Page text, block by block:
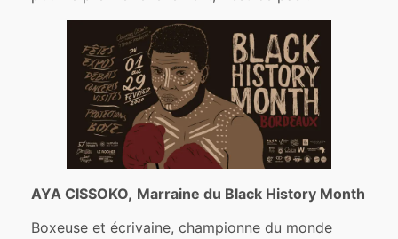
AYA CISSOKO, Marraine du Black History Month
Boxeuse et écrivaine, championne du monde